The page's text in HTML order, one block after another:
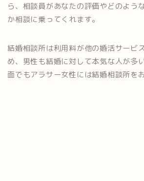
ら、相談員があなたの評価やどのよう
か相談に乗ってくれます。
結婚相談所は利用料が他の婚活サービ
め、男性も結婚に対して本気な人が多
面でもアラサー女性には結婚相談所を